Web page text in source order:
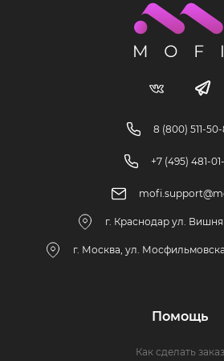
8 (800) 511-
+7 (495) 481-
г. Краснодар ул.
г. Москва, ул.
Помощь
Как сделать заказ